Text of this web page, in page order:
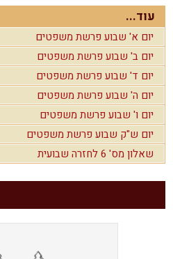
עוד...
יום א' שבוע פרשת משפטים
יום ב' שבוע פרשת משפטים
יום ד' שבוע פרשת משפטים
יום ה' שבוע פרשת משפטים
יום ו' שבוע פרשת משפטים
יום ש"ק שבוע פרשת משפטים
שאלון מס' 6 לחזרה שבועית